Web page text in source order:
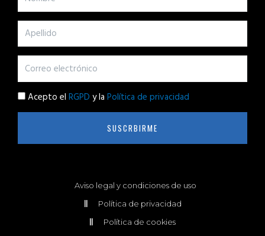
Acepto el RGPD y la Política de privacidad
SUSCRBIRME
Aviso legal y condiciones de uso
Política de privacidad
Política de cookies